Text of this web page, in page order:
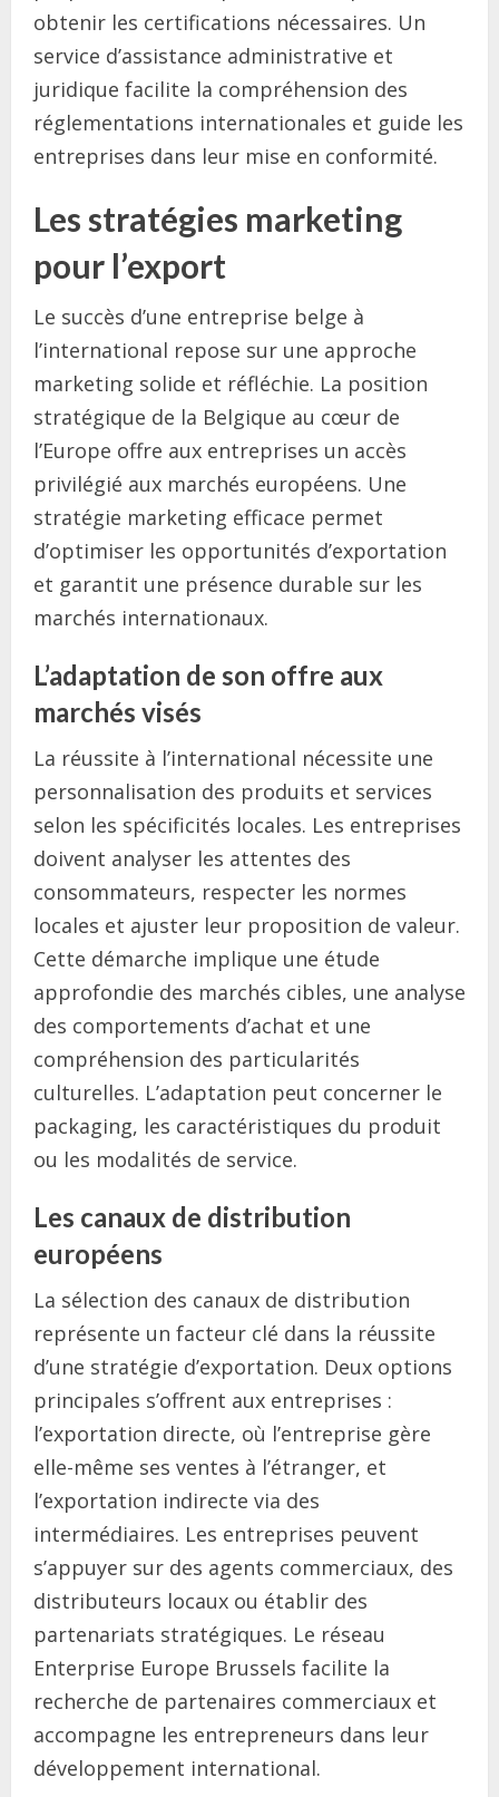
obtenir les certifications nécessaires. Un
service d’assistance administrative et
juridique facilite la compréhension des
réglementations internationales et guide les
entreprises dans leur mise en conformité.
Les stratégies marketing
pour l’export
Le succès d’une entreprise belge à
l’international repose sur une approche
marketing solide et réfléchie. La position
stratégique de la Belgique au cœur de
l’Europe offre aux entreprises un accès
privilégié aux marchés européens. Une
stratégie marketing efficace permet
d’optimiser les opportunités d’exportation
et garantit une présence durable sur les
marchés internationaux.
L’adaptation de son offre aux
marchés visés
La réussite à l’international nécessite une
personnalisation des produits et services
selon les spécificités locales. Les entreprises
doivent analyser les attentes des
consommateurs, respecter les normes
locales et ajuster leur proposition de valeur.
Cette démarche implique une étude
approfondie des marchés cibles, une analyse
des comportements d’achat et une
compréhension des particularités
culturelles. L’adaptation peut concerner le
packaging, les caractéristiques du produit
ou les modalités de service.
Les canaux de distribution
européens
La sélection des canaux de distribution
représente un facteur clé dans la réussite
d’une stratégie d’exportation. Deux options
principales s’offrent aux entreprises :
l’exportation directe, où l’entreprise gère
elle-même ses ventes à l’étranger, et
l’exportation indirecte via des
intermédiaires. Les entreprises peuvent
s’appuyer sur des agents commerciaux, des
distributeurs locaux ou établir des
partenariats stratégiques. Le réseau
Enterprise Europe Brussels facilite la
recherche de partenaires commerciaux et
accompagne les entrepreneurs dans leur
développement international.